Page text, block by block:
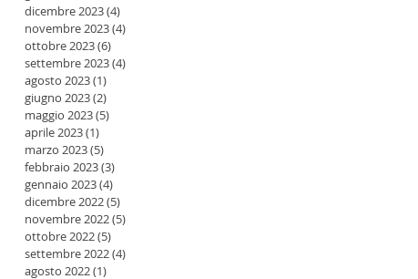
dicembre 2023(4)
novembre 2023(4)
ottobre 2023(6)
settembre 2023(4)
agosto 2023(1)
giugno 2023(2)
maggio 2023(5)
aprile 2023(1)
marzo 2023(5)
febbraio 2023(3)
gennaio 2023(4)
dicembre 2022(5)
novembre 2022(5)
ottobre 2022(5)
settembre 2022(4)
agosto 2022(1)